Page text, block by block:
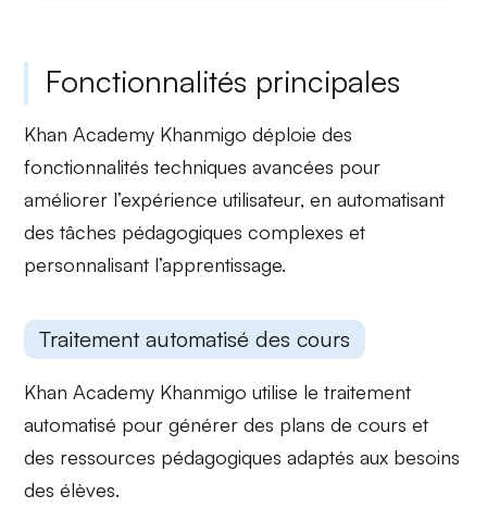
Fonctionnalités principales
Khan Academy Khanmigo déploie des
fonctionnalités techniques avancées pour
améliorer l’expérience utilisateur, en automatisant
des tâches pédagogiques complexes et
personnalisant l’apprentissage.
Traitement automatisé des cours
Khan Academy Khanmigo utilise letraitement
automatisé pour générer des plans de cours et
des ressources pédagogiques adaptés aux besoins
des élèves.